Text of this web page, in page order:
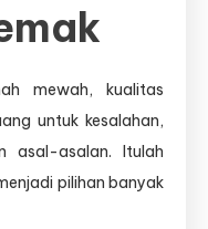
mewah, kualitas
untuk kesalahan,
asal-asalan. Itulah
pilihan banyak